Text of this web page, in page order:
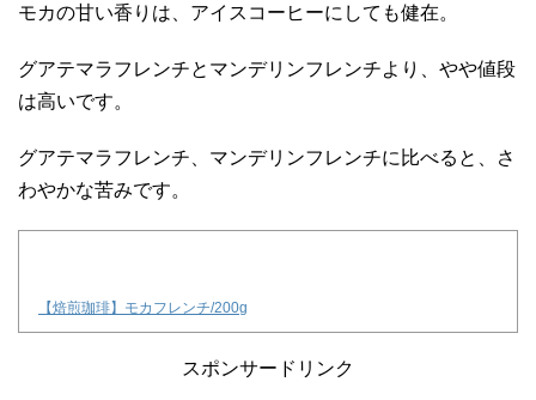
モカの甘い香りは、アイスコーヒーにしても健在。
グアテマラフレンチとマンデリンフレンチより、やや値段
は高いです。
グアテマラフレンチ、マンデリンフレンチに比べると、さ
わやかな苦みです。
【焙煎珈琲】モカフレンチ/200g
スポンサードリンク